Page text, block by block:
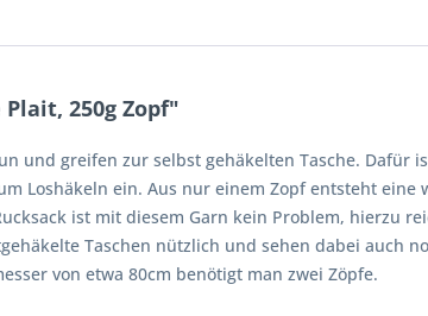
250g Zopf"
und greifen zur selbst gehäkelten Tasche. Dafür
Loshäkeln ein. Aus nur einem Zopf entsteht eine
ist mit diesem Garn kein Problem, hierzu
Taschen nützlich und sehen dabei auch
von etwa 80cm benötigt man zwei Zöpfe.